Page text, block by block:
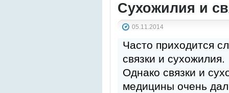
Сухожилия и
05.11.2014
Часто приходится
связки и сухожилия.
Однако связки и
медицины очень